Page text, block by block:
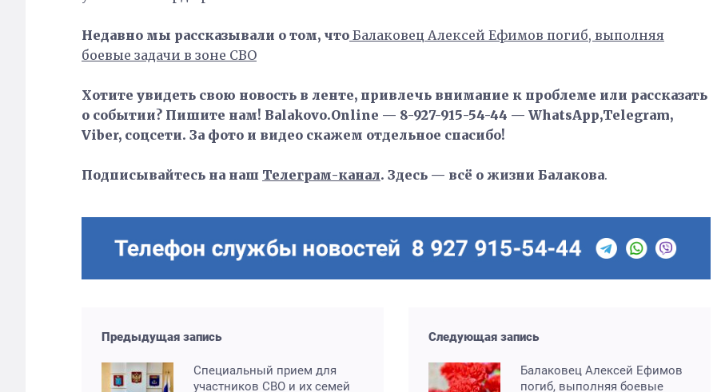
Недавно мы рассказывали о том, что Балаковец Алексей Ефимов погиб, выполняя
боевые задачи в зоне СВО
Хотите увидеть свою новость в ленте, привлечь внимание к проблеме или рассказать
о событии? Пишите нам! Balakovo.Online — 8-927-915-54-44 — WhatsApp,Telegram,
Viber, соцсети. За фото и видео скажем отдельное спасибо!
Подписывайтесь на наш Телеграм-канал. Здесь — всё о жизни Балакова.
Предыдущая запись
Специальный прием для
участников СВО и их семей
Следующая запись
Балаковец Алексей Ефимов
погиб, выполняя боевые